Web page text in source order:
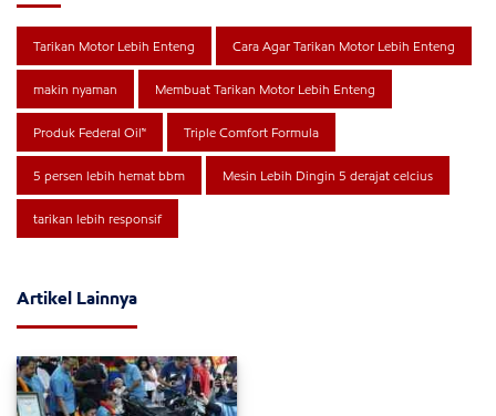
Tarikan Motor Lebih Enteng Cara Agar Tarikan Motor Lebih Enteng
makin nyaman Membuat Tarikan Motor Lebih Enteng
Produk Federal Oil™ Triple Comfort Formula
5 persen lebih hemat bbm Mesin Lebih Dingin 5 derajat celcius
tarikan lebih responsif
Artikel Lainnya